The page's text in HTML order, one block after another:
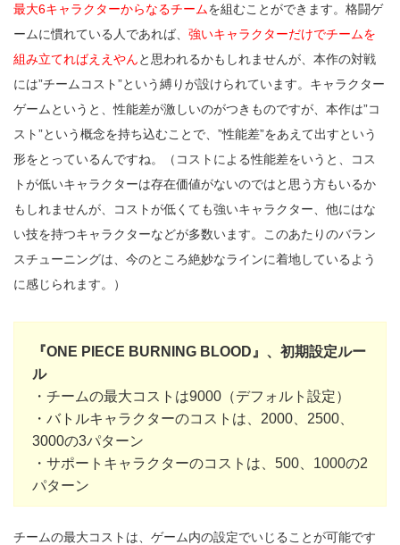
最大6キャラクターからなるチームを組むことができます。格闘ゲ
ームに慣れている人であれば、 強いキャラクターだけでチームを
組み立てればええやんと思われるかもしれませんが、本作の対戦
には”チームコスト”という縛りが設けられています。キャラクター
ゲームというと、性能差が激しいのがつきものですが、本作は”コ
スト”という概念を持ち込むことで、”性能差”をあえて出すという
形をとっているんですね。（コストによる性能差をいうと、コス
トが低いキャラクターは存在価値がないのではと思う方もいるか
もしれませんが、コストが低くても強いキャラクター、他にはな
い技を持つキャラクターなどが多数います。このあたりのバラン
スチューニングは、今のところ絶妙なラインに着地しているよう
に感じられます。）
『ONE PIECE BURNING BLOOD』、初期設定ルー
ル
・チームの最大コストは9000（デフォルト設定）
・バトルキャラクターのコストは、2000、2500、
3000の3パターン
・サポートキャラクターのコストは、500、1000の2
パターン
チームの最大コストは、ゲーム内の設定でいじることが可能です